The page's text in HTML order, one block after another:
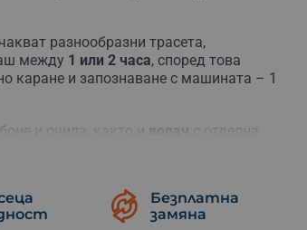
разнообразни трасета,
между 1 или 2 часа, според това
каране и запознаване с машината – 1
и очила, както и водач с отделна
и максимално забавление.
е гарантирано!
в спомените. Много по-ценно от
Безплатна
замяна